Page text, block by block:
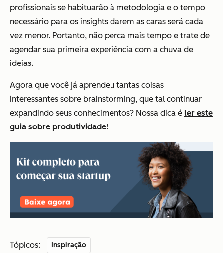
profissionais se habituarão à metodologia e o tempo
necessário para os insights darem as caras será cada
vez menor. Portanto, não perca mais tempo e trate de
agendar sua primeira experiência com a chuva de
ideias.
Agora que você já aprendeu tantas coisas
interessantes sobre brainstorming, que tal continuar
expandindo seus conhecimentos? Nossa dica é ler este
guia sobre produtividade!
Tópicos: Inspiração